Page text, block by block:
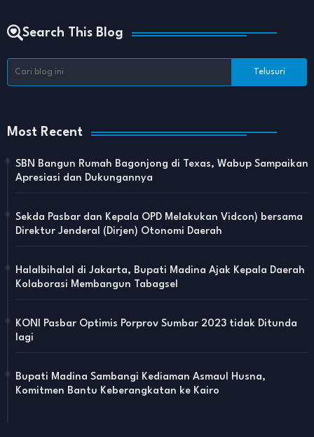
Search This Blog
Most Recent
SBN Bangun Rumah Bagonjong di Texas, Wabup Sampaikan
Apresiasi dan Dukungannya
Sekda Pasbar dan Kepala OPD Melakukan Vidcon) bersama
Direktur Jenderal (Dirjen) Otonomi Daerah
Halalbihalal di Jakarta, Bupati Madina Ajak Kepala Daerah
Kolaborasi Membangun Tabagsel
KONI Pasbar Optimis Porprov Sumbar 2023 tidak Ditunda
lagi
Bupati Madina Sambangi Kediaman Asmaul Husna,
Komitmen Bantu Keberangkatan ke Kairo